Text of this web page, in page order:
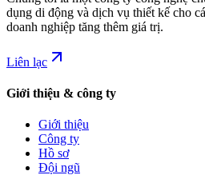
dụng di động và dịch vụ thiết kế cho
doanh nghiệp tăng thêm giá trị.
Liên lạc
Giới thiệu & công ty
Giới thiệu
Công ty
Hồ sơ
Đội ngũ